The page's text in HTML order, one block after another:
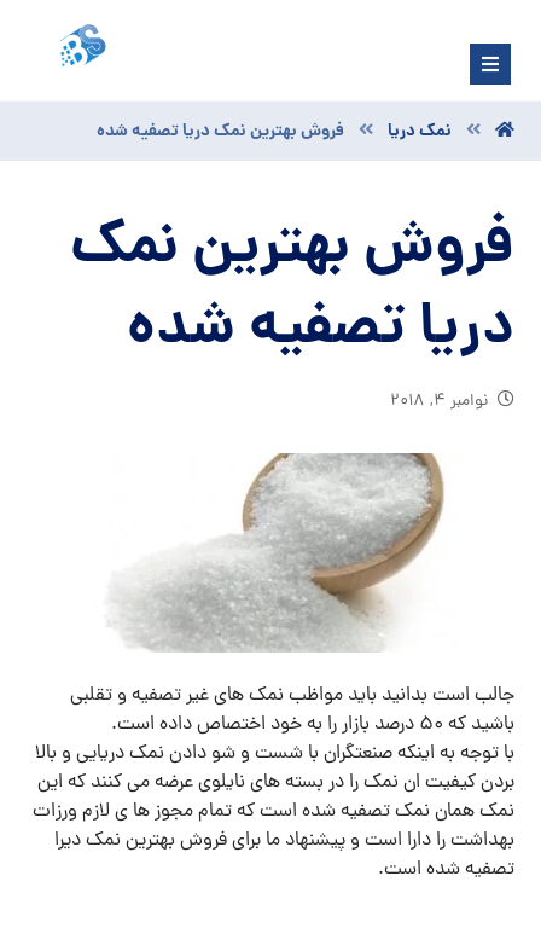
نمک دریا فروش بهترین نمک دریا تصفیه شده
فروش بهترین نمک
دریا تصفیه شده
نوامبر ۴, ۲۰۱۸
جالب است بدانید باید مواظب نمک های غیر تصفیه و تقلبی
باشید که 50 درصد بازار را به خود اختصاص داده است.
با توجه به اینکه صنعتگران با شست و شو دادن نمک دریایی و بالا
بردن کیفیت ان نمک را در بسته های نایلوی عرضه می کنند که این
نمک همان نمک تصفیه شده است که تمام مجوز ها ی لازم ورزات
بهداشت را دارا است و پیشنهاد ما برای فروش بهترین نمک دیرا
تصفیه شده است.